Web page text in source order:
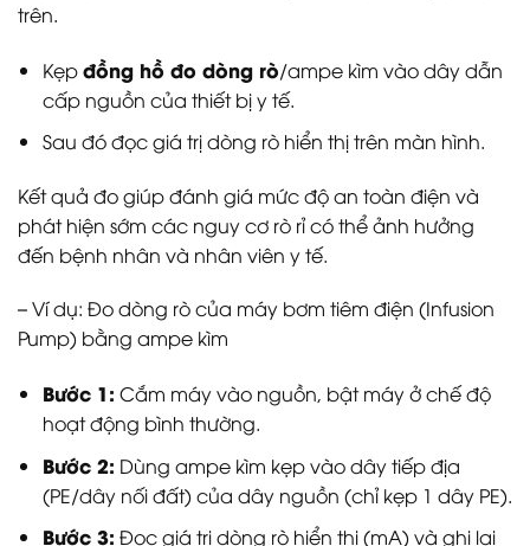
trên.
Kẹpđồng hồ đo dòng rò/ampe kìm vào dây dẫn
cấp nguồn của thiết bị y tế.
Sau đó đọc giá trị dòng rò hiển thị trên màn hình.
Kết quả đo giúp đánh giá mức độ an toàn điện và
phát hiện sớm các nguy cơ rò rỉ có thể ảnh hưởng
đến bệnh nhân và nhân viên y tế.
– Ví dụ: Đo dòng rò của máy bơm tiêm điện (Infusion
Pump) bằng ampe kìm
Bước 1: Cắm máy vào nguồn, bật máy ở chế độ
hoạt động bình thường.
Bước 2: Dùng ampe kìm kẹp vào dây tiếp địa
(PE/dây nối đất) của dây nguồn (chỉ kẹp 1 dây PE).
Bước 3: Đọc giá trị dòng rò hiển thị (mA) và ghi lại